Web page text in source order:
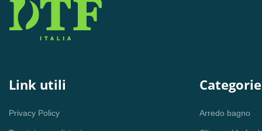
Link utili
Privacy Policy
Categorie
Arredo bagno